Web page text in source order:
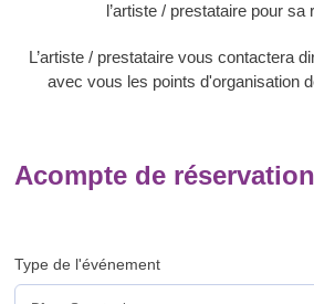
l’artiste / prestataire pour sa
L’artiste / prestataire vous contactera
avec vous les points d'organisation
Acompte de réservation
Type de l'événement